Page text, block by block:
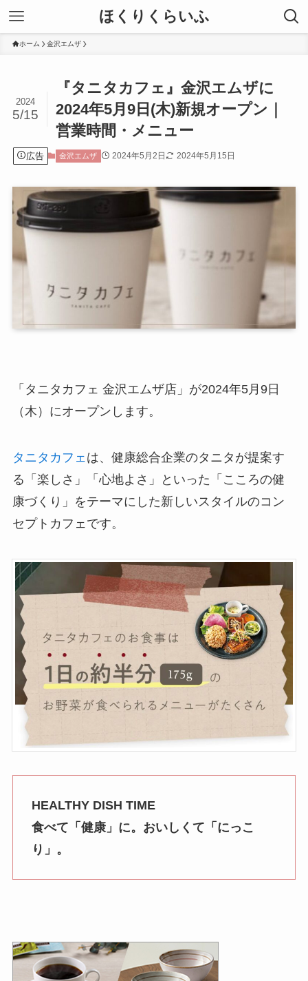
ほくりくらいふ
ホーム 金沢エムザ
『タニタカフェ』金沢エムザに
2024年5月9日(木)新規オープン｜
営業時間・メニュー
2024
5/15
広告 金沢エムザ 2024年5月2日 2024年5月15日
「タニタカフェ 金沢エムザ店」が2024年5月9日
（木）にオープンします。
タニタカフェは、健康総合企業のタニタが提案す
る「楽しさ」「心地よさ」といった「こころの健
康づくり」をテーマにした新しいスタイルのコン
セプトカフェです。
HEALTHY DISH TIME
食べて「健康」に。おいしくて「にっこ
り」。